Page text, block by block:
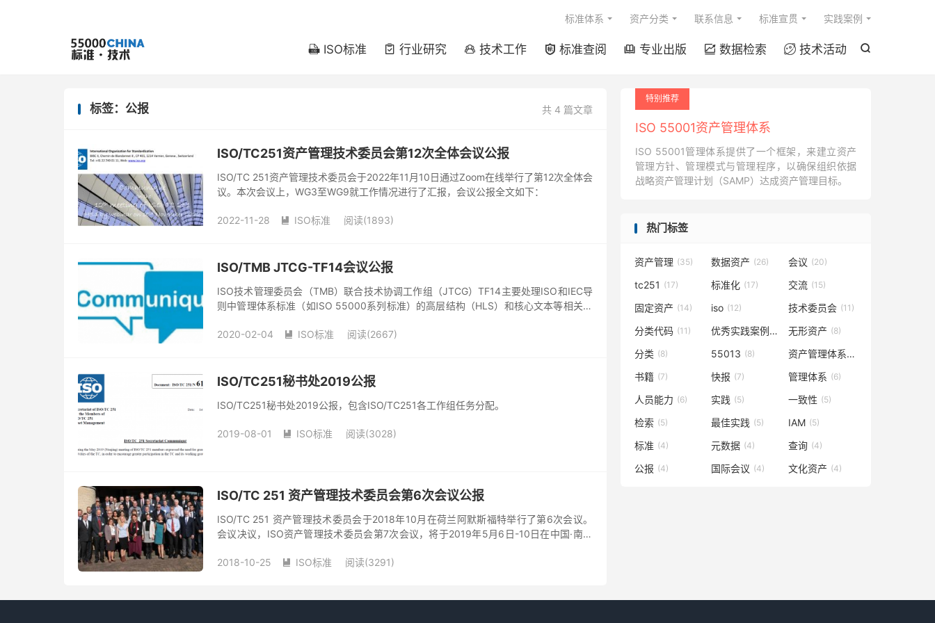

 ISO标准  行业研究  技术工作  标准查阅  专业出版  数据检索  技术活动
标准体系 资产分类 联系信息 标准宣贯 实践案例
共 4 篇文章
标签：公报
ISO/TC251资产管理技术委员会第12次全体会议公报
ISO/TC 251资产管理技术委员会于2022年11月10日通过Zoom在线举行了第12次全体会
议。本次会议上，WG3至WG9就工作情况进行了汇报，会议公报全文如下：
2022-11-28  ISO标准 阅读(1893)
ISO/TMB JTCG-TF14会议公报
ISO技术管理委员会（TMB）联合技术协调工作组（JTCG）TF14主要处理ISO和IEC导
则中管理体系标准（如ISO 55000系列标准）的高层结构（HLS）和核心文本等相关工
2020-02-04
 ISO标准 阅读(2667)
ISO/TC251秘书处2019公报
ISO/TC251秘书处2019公报，包含ISO/TC251各工作组任务分配。
2019-08-01  ISO标准 阅读(3028)
ISO/TC 251 资产管理技术委员会第6次会议公报
ISO/TC 251 资产管理技术委员会于2018年10月在荷兰阿默斯福特举行了第6次会议。
会议决议，ISO资产管理技术委员会第7次会议，将于2019年5月6日-10日在中国·南京
2018-10-25
 ISO标准 阅读(3291)
特别推荐
ISO 55001资产管理体系
ISO 55001管理体系提供了一个框架，来建立资产
管理方针、管理模式与管理程序，以确保组织依据
战略资产管理计划（SAMP）达成资产管理目标。
热门标签
资产管理 (35) 数据资产 (26) 会议 (20)
tc251 (17) 标准化 (17) 交流 (15)
固定资产 (14) iso (12) 技术委员会 (11)
分类代码 (11) 优秀实践案例(9) 无形资产 (8)
分类 (8) 55013 (8) 资产管理体系
(7)
书籍 (7) 快报 (7) 管理体系 (6)
人员能力 (6) 实践 (5) 一致性 (5)
检索 (5) 最佳实践 (5) IAM (5)
标准 (4) 元数据 (4) 查询 (4)
公报 (4) 国际会议 (4) 文化资产 (4)